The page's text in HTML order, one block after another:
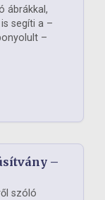
ábrákkal,
segíti a –
–
–
szóló